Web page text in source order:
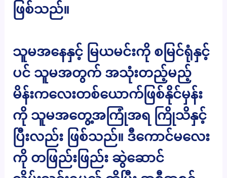
ဖြစ်သည်။
သူမအနေနှင့် မြယမင်းကို စမြင်ရုံနှင့်
ပင် သူမအတွက် အသုံးတည့်မည့်
မိန်းကလေးတစ်ယောက်ဖြစ်နိုင်မှန်း
ကို သူမအတွေ့အကြုံအရ ကြိုသိနှင့်
ပြီးလည်း ဖြစ်သည်။ ဒီကောင်မလေး
ကို တဖြည်းဖြည်း ဆွဲဆောင်